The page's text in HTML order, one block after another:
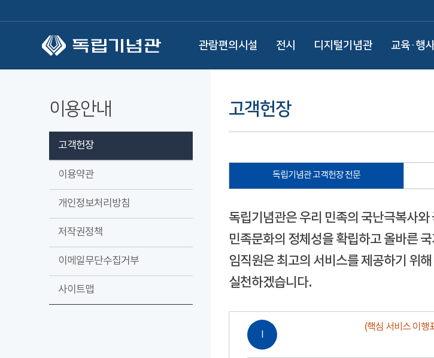
관람편의시설 전시 디지털기념관 교육·행
이용안내
고객헌장
이용약관
개인정보처리방침
저작권정책
이메일무단수집거부
사이트맵
고객헌장
독립기념관 고객헌장 전문
독립기념관은 우리 민족의 국난극복사와
민족문화의 정체성을 확립하고 올바른
임직원은 최고의 서비스를 제공하기 위
실천하겠습니다.
Ⅰ
(핵심 서비스 이행